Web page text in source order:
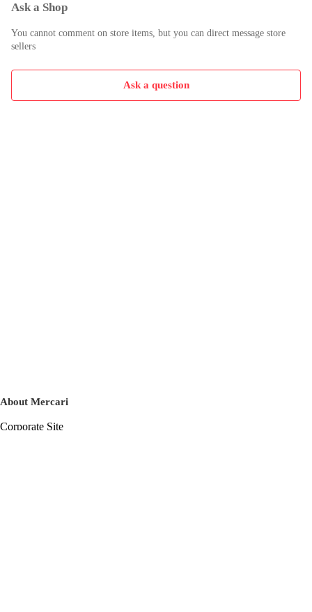
Ask a Shop
You cannot comment on store items, but you can direct message store
sellers
Ask a question
About Mercari
Corporate Site